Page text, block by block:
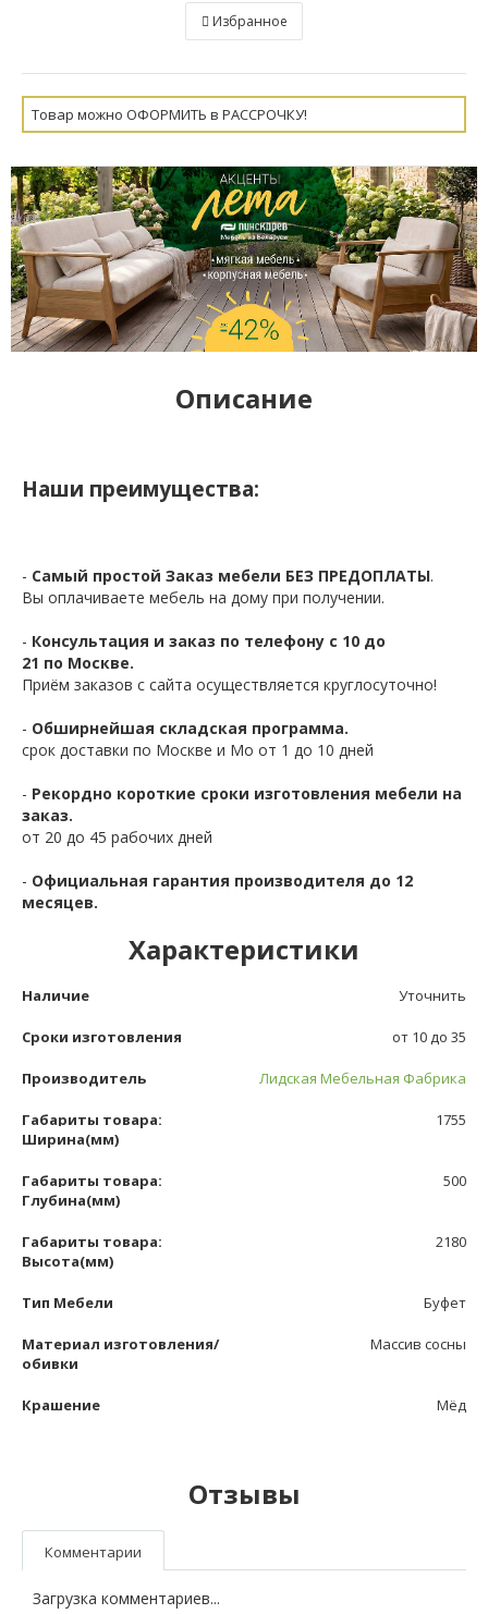
Избранное
Товар можно ОФОРМИТЬ в РАССРОЧКУ!
Описание
Наши преимущества:
- Самый простой Заказ мебели БЕЗ ПРЕДОПЛАТЫ.
Вы оплачиваете мебель на дому при получении.
- Консультация и заказ по телефону с 10 до
21 по Москве.
Приём заказов с сайта осуществляется круглосуточно!
- Обширнейшая складская программа.
срок доставки по Москве и Мо от 1 до 10 дней
- Рекордно короткие сроки изготовления мебели на
заказ.
от 20 до 45 рабочих дней
- Официальная гарантия производителя до 12
месяцев.
Характеристики
Наличие Уточнить
Сроки изготовления от 10 до 35
Производитель Лидская Мебельная Фабрика
Габариты товара:
Ширина(мм)
1755
Габариты товара:
Глубина(мм)
500
Габариты товара:
Высота(мм)
2180
Тип Мебели Буфет
Материал изготовления/
обивки
Массив сосны
Крашение Мёд
Отзывы
Комментарии
Загрузка комментариев...